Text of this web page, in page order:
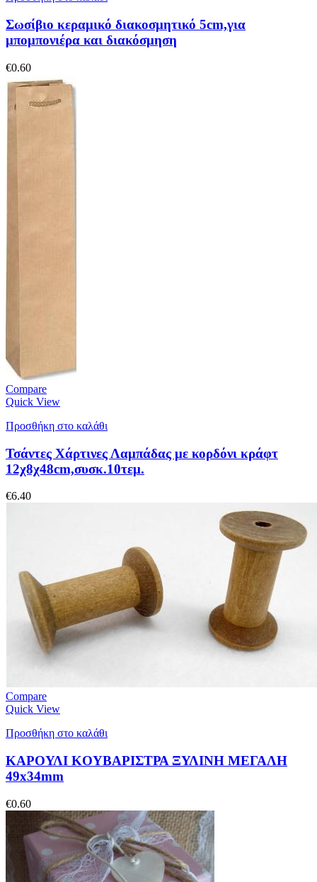
Σωσίβιο κεραμικό διακοσμητικό 5cm,για
μπομπονιέρα και διακόσμηση
€0.60
Compare
Quick View
Προσθήκη στο καλάθι
Τσάντες Χάρτινες Λαμπάδας με κορδόνι κράφτ
12χ8χ48cm,συσκ.10τεμ.
€6.40
Compare
Quick View
Προσθήκη στο καλάθι
ΚΑΡΟΥΛΙ KOYBAΡΙΣΤΡΑ ΞΥΛΙΝΗ ΜΕΓΑΛΗ
49x34mm
€0.60